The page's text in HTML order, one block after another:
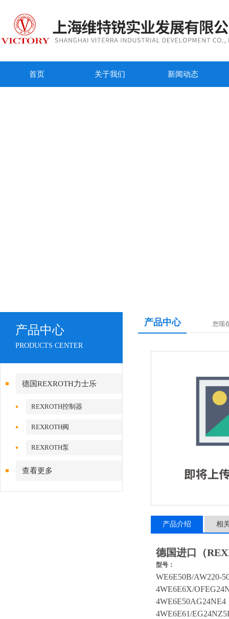
首页 关于我们 新闻动态
产品中心
PRODUCTS CENTER
德国REXROTH力士乐
REXROTH控制器
REXROTH阀
REXROTH泵
查看更多
产品中心 您现
产品介绍 相
德国进口（
型号：
WE6E50B/AW220-
4WE6E6X/
4WE6E50AG24NE4
4WE6E61/